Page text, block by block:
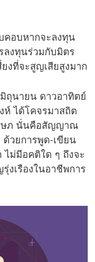
อบหากจะลงทุน
ลงทุนร่วมกับมิตร
งที่จะสูญเสียสูงมาก
นายน ดาวอาทิตย์
ห์ ได้โคจรมาสถิต
ษภ นั่นคือสัญญาณ
วยการพูด-เขียน
ไม่มีอคติใด ๆ ถึงจะ
งเรืองในอาชีพการ